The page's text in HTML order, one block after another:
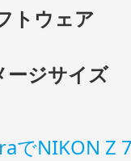
トウェア
ージサイズ
でNIKON Z